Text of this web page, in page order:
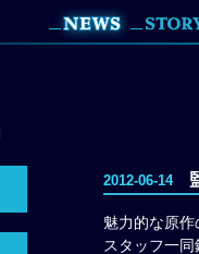
2012-06-14
魅力的な原
スタッフ一